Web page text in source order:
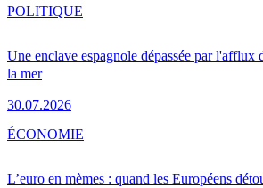
Une enclave espagnole dépassée par l'afflux
la mer
30.07.2026
POLITIQUE
L’euro en mèmes : quand les Européens
ÉCONOMIE